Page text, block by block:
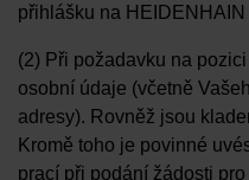
přihlášku na HEIDENHAIN
(2) Při požadavku na
osobní údaje (včetně
adresy). Rovněž jsou
Kromě toho je povinné
prací při podání žádosti